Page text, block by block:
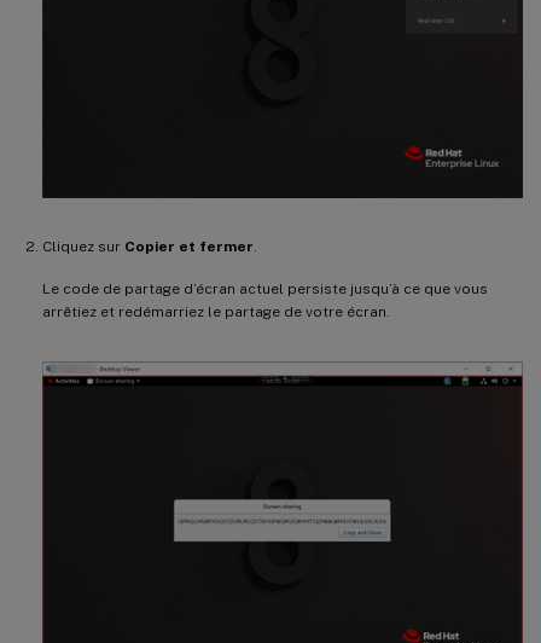
Cliquez sur Copier et fermer
Le code de partage d’écran actuel persiste jusqu’à ce que vous
arrêtiez et redémarriez le partage de votre écran.